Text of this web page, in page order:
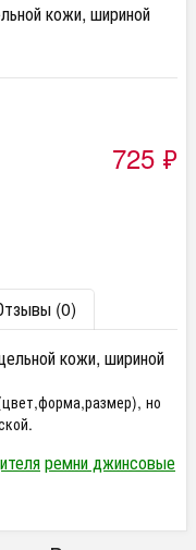
кожи, шириной
725 ₽
(0)
кожи, шириной
но
ремни джинсовые